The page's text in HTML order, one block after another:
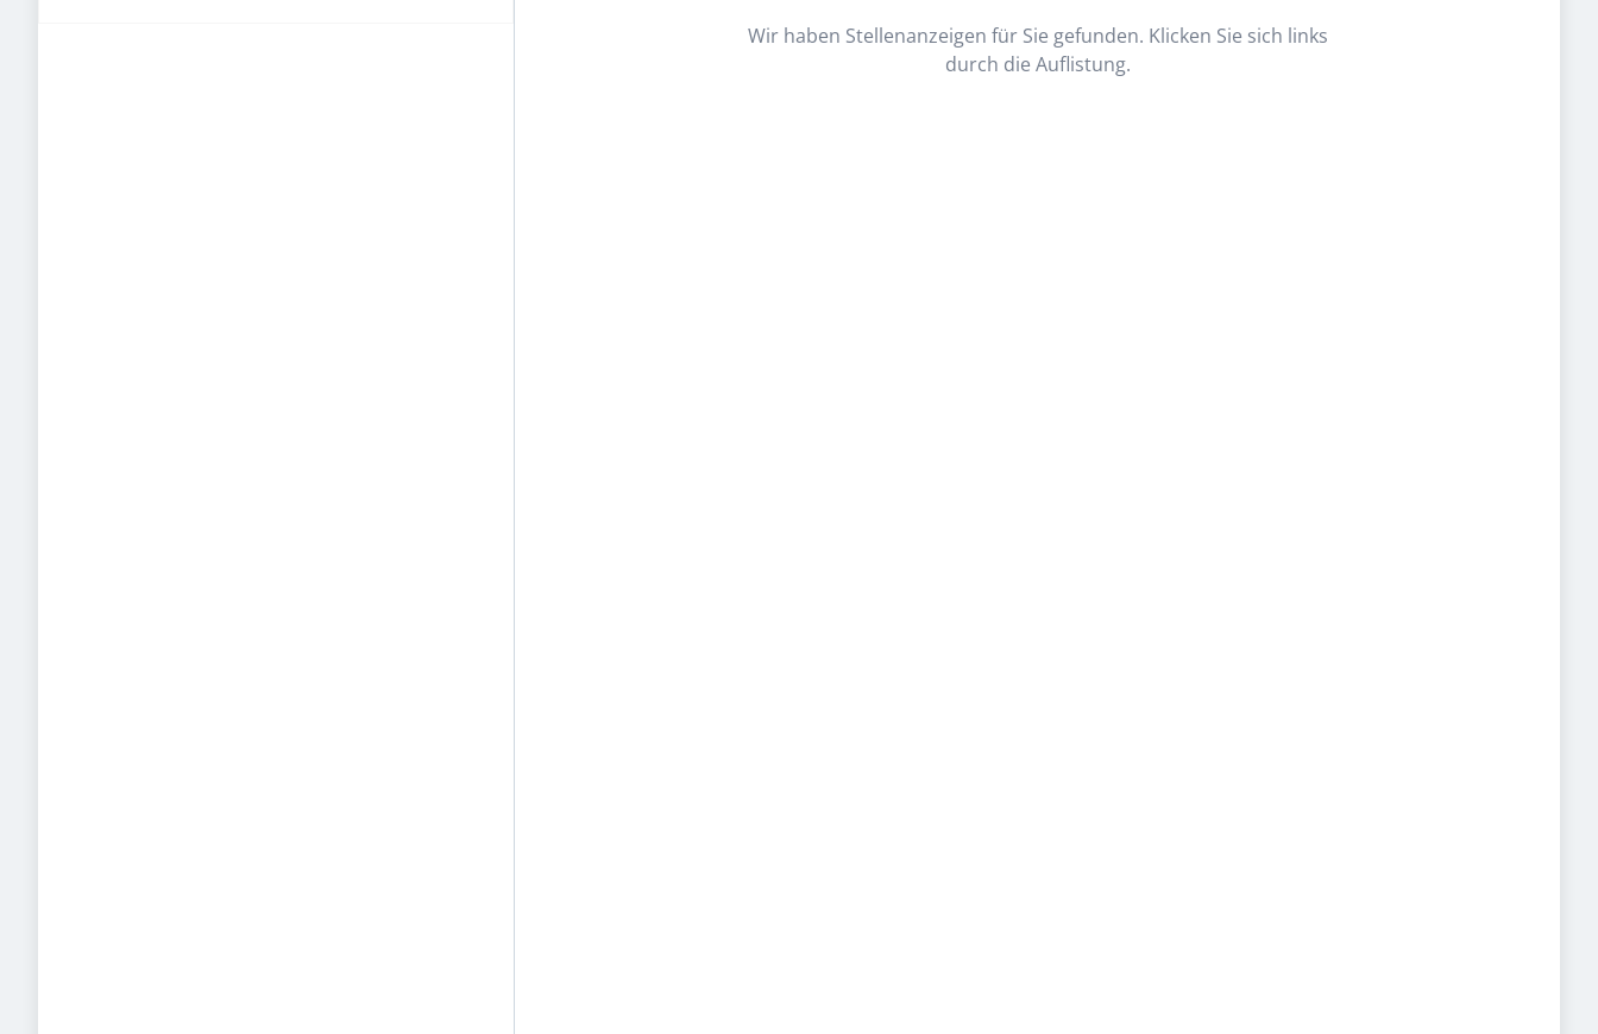
Wir haben Stellenanzeigen für Sie gefunden. Klicken Sie sich links
durch die Auflistung.